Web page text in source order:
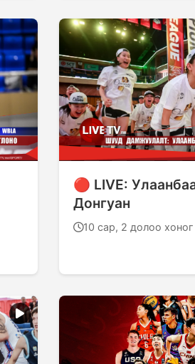
🔴 LIVE:
Донгуан
10 сар, 2 долоо хоног